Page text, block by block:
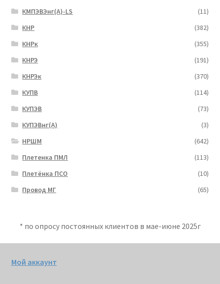
КМПЭВЭнг(А)-LS
(11)
КНР
(382)
КНРк
(355)
КНРЭ
(191)
КНРЭк
(370)
КУПВ
(114)
КУПЭВ
(73)
КУПЭВнг(А)
(3)
НРШМ
(642)
Плетенка ПМЛ
(113)
Плетёнка ПСО
(10)
Провод МГ
(65)
* по опросу постоянных клиентов в мае-июне 2025г
Мой аккаунт